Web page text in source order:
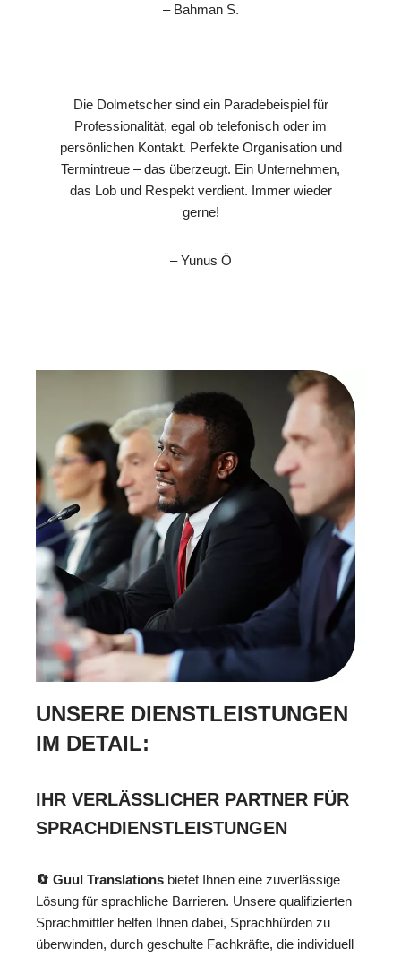
– Bahman S.
Die Dolmetscher sind ein Paradebeispiel für
Professionalität, egal ob telefonisch oder im
persönlichen Kontakt. Perfekte Organisation und
Termintreue – das überzeugt. Ein Unternehmen,
das Lob und Respekt verdient. Immer wieder
gerne!
– Yunus Ö
UNSERE DIENSTLEISTUNGEN
IM DETAIL:
IHR VERLÄSSLICHER PARTNER FÜR
SPRACHDIENSTLEISTUNGEN
🔄 Guul Translations bietet Ihnen eine zuverlässige
Lösung für sprachliche Barrieren. Unsere qualifizierten
Sprachmittler helfen Ihnen dabei, Sprachhürden zu
überwinden, durch geschulte Fachkräfte, die individuell